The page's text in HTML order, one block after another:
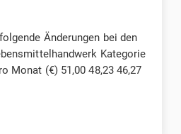
Änderungen bei den
Kategorie
Monat (€) 51,00 48,23 46,27